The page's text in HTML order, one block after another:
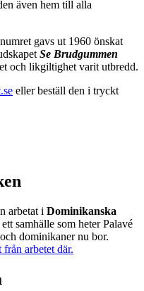
även hem till alla
gavs ut 1960 önskat
Se Brudgummen
och likgiltighet varit utbredd.
eller beställ den i tryckt
arbetat i Dominikanska
samhälle som heter Palavé
dominikaner nu bor.
arbetet där.